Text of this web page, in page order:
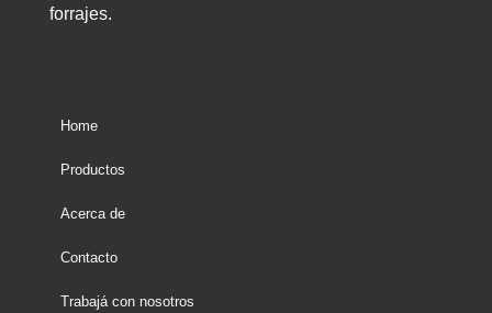
forrajes.
Home
Productos
Acerca de
Contacto
Trabajá con nosotros